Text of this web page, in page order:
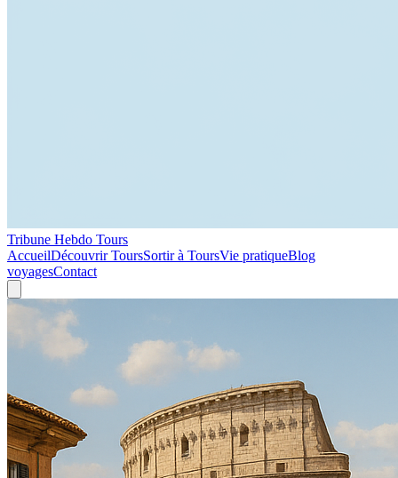
Tribune Hebdo Tours
AccueilDécouvrir ToursSortir à ToursVie pratiqueBlog
voyagesContact